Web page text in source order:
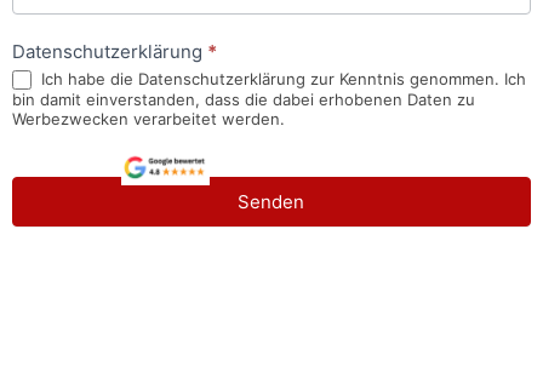
Datenschutzerklärung *
Ich habe die Datenschutzerklärung zur Kenntnis genommen. Ich
bin damit einverstanden, dass die dabei erhobenen Daten zu
Werbezwecken verarbeitet werden.
Senden